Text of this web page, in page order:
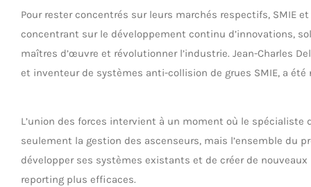
Pour rester concentrés sur leurs marchés respectifs, SMIE
concentrant sur le développement continu d’innovations,
maîtres d’œuvre et révolutionner l’industrie. Jean-Charles
et inventeur de systèmes anti-collision de grues SMIE, a été
L’union des forces intervient à un moment où le
seulement la gestion des ascenseurs, mais l’ensemble du
développer ses systèmes existants et de créer de
reporting plus efficaces.